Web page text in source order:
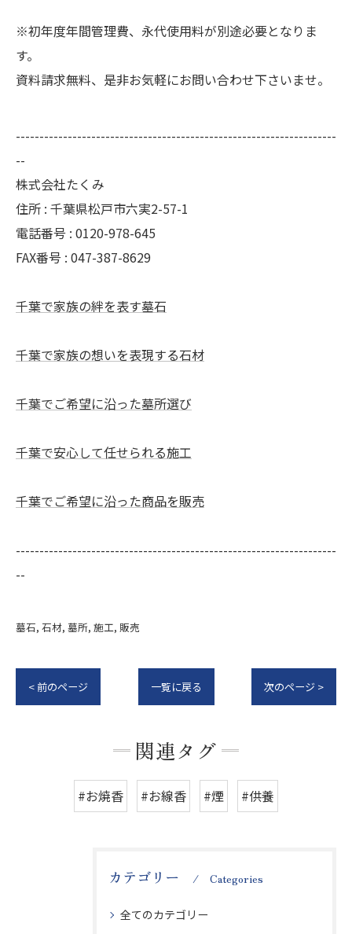
※初年度年間管理費、永代使用料が別途必要となりま
す。
資料請求無料、是非お気軽にお問い合わせ下さいませ。
--------------------------------------------------------------------
--
株式会社たくみ
住所 : 千葉県松戸市六実2-57-1
電話番号 : 0120-978-645
FAX番号 : 047-387-8629
千葉で家族の絆を表す墓石
千葉で家族の想いを表現する石材
千葉でご希望に沿った墓所選び
千葉で安心して任せられる施工
千葉でご希望に沿った商品を販売
--------------------------------------------------------------------
--
墓石 石材 墓所 施工 販売
< 前のページ 一覧に戻る 次のページ >
関連タグ
#お焼香 #お線香 #煙 #供養
カテゴリー Categories
全てのカテゴリー